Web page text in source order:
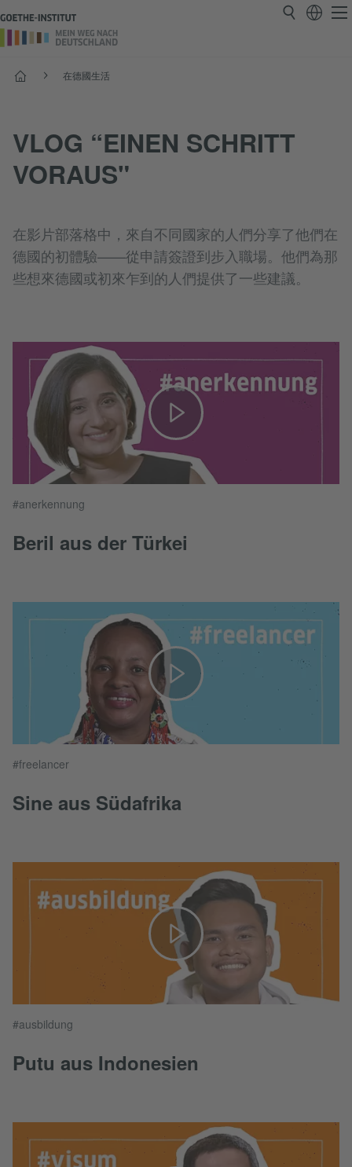
首頁 在德國生活
VLOG “EINEN SCHRITT
VORAUS"
在影片部落格中，來自不同國家的人們分享了他們在
德國的初體驗——從申請簽證到步入職場。他們為那
些想來德國或初來乍到的人們提供了一些建議。
#anerkennung
Beril aus der Türkei
#freelancer
Sine aus Südafrika
#ausbildung
Putu aus Indonesien